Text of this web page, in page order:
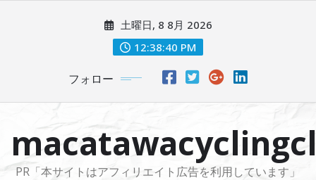
に
土曜日, 8 8月 2026
12:38:41 PM
フォロー
PR「本サイトはアフィリエイト広告を利用しています」